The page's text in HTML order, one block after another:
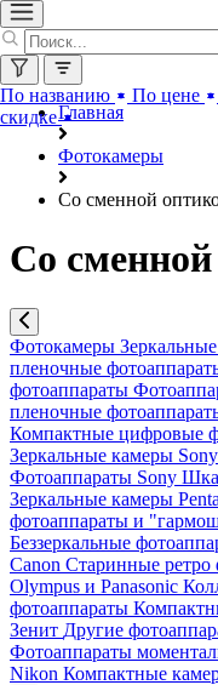
Главная
Фотокамеры
Со сменной
По названию По цене
скидке
Со
Фотокамеры
пленочные
фотоаппараты
пленочные
Компактные цифровые
Зеркальные камеры Sony
Фотоаппараты Sony
Зеркальные камеры
фотоаппараты и
Беззеркальные
Canon Старинные ретро
Olympus и Panasonic
фотоаппараты
Зенит Другие
Фотоаппараты
Nikon Компактные